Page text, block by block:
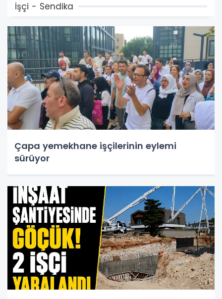
İşçi - Sendika
Çapa yemekhane işçilerinin eylemi
sürüyor